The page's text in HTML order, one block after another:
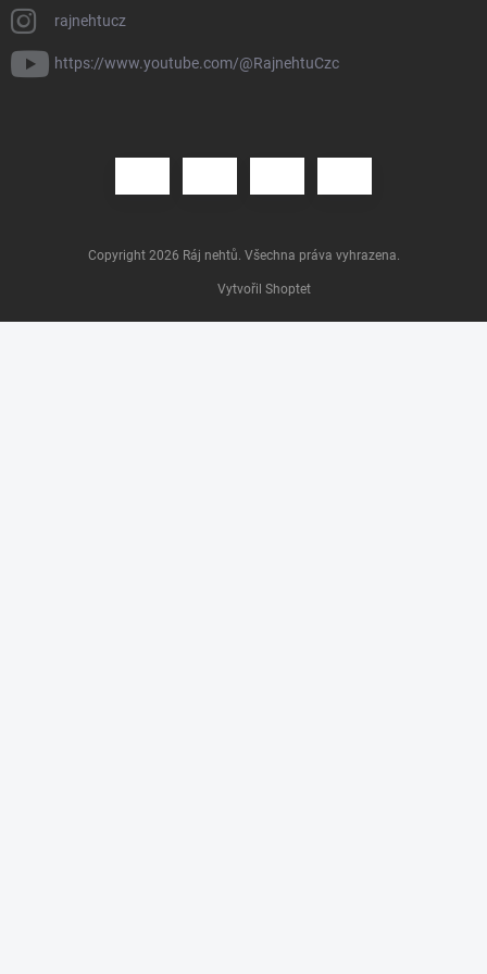
rajnehtucz
https://www.youtube.com/@RajnehtuCzc
Vytvořil Shoptet
Copyright 2026 Ráj nehtů. Všechna práva vyhrazena.